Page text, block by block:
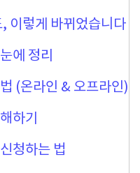
이렇게 바뀌었습니다
에 정리
(온라인 & 오프라인)
하기
청하는 법